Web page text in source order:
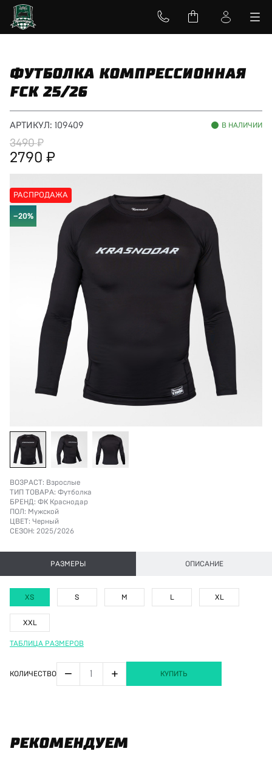
ФУТБОЛКА КОМПРЕССИОННАЯ
FCK 25/26
АРТИКУЛ: 109409 В НАЛИЧИИ
3490
2790
РАСПРОДАЖА
−20%
ВОЗРАСТ: Взрослые
ТИП ТОВАРА: Футболка
БРЕНД: ФК Краснодар
ПОЛ: Мужской
ЦВЕТ: Черный
СЕЗОН: 2025/2026
РАЗМЕРЫ ОПИСАНИЕ
XS S M L XL
XXL
ТАБЛИЦА РАЗМЕРОВ
КОЛИЧЕСТВО − + КУПИТЬ
РЕКОМЕНДУЕМ